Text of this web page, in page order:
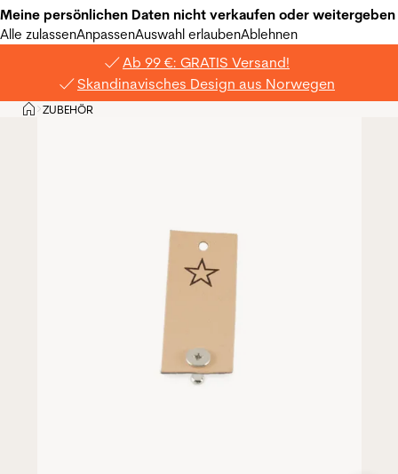
Meine persönlichen Daten nicht verkaufen oder weitergeben
Alle zulassenAnpassenAuswahl erlaubenAblehnen
Ab 99 €: GRATIS Versand!
Skandinavisches Design aus Norwegen
Privat
>ZUBEHÖR